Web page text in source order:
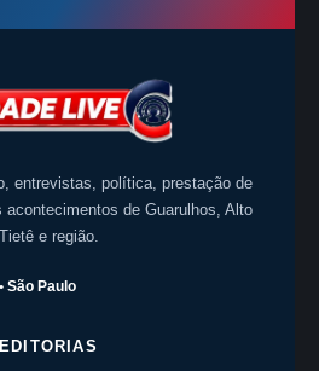
entrevistas, política, prestação de
de Guarulhos, Alto
Tietê e região.
São Paulo
EDITORIAS